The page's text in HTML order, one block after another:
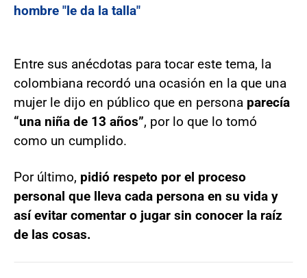
hombre "le da la talla"
Entre sus anécdotas para tocar este tema, la
colombiana recordó una ocasión en la que una
mujer le dijo en público que en persona parecía
“una niña de 13 años”, por lo que lo tomó
como un cumplido.
Por último, pidió respeto por el proceso
personal que lleva cada persona en su vida y
así evitar comentar o jugar sin conocer la raíz
de las cosas.